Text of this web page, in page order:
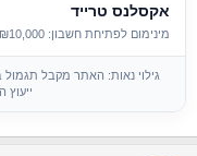
אקסלנס טרייד
מינימום לפתיחת חשבון: ₪10,000
גילוי נאות: האתר מקבל תגמול
ייעוץ